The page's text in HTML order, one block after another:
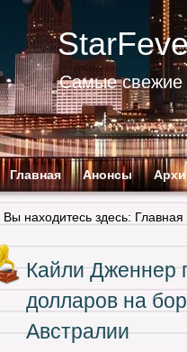
Самые свежие
Главная Анонсы
Вы находитесь здесь: Главная
Кайли Дженнер
долларов на
Австралии